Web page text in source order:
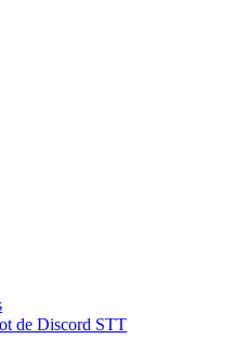
de Discord STT